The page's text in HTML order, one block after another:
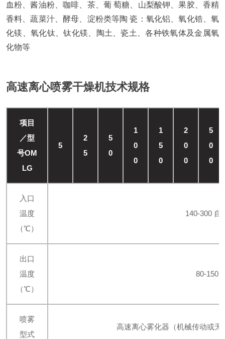
血粉、酱油粉、咖啡、茶、葡 萄糖、山梨酸钾、果胶、香精
香料、蔬菜汁、酵母、淀粉类等陶 瓷：氧化铝、氧化锆、氧
化镁、氧化钛、钛化镁、陶土、瓷土、各种铁氧体及金属氧
化物等
高速离心喷雾干燥机技术规格
项目
／型
号OM
LG
5
2
5
5
0
1
0
0
1
5
0
2
0
0
5
0
0
入口
温度
（℃）
140-300 自
出口
温度
（℃）
80-150
喷雾
型式
高速离心雾化器（机械传动或